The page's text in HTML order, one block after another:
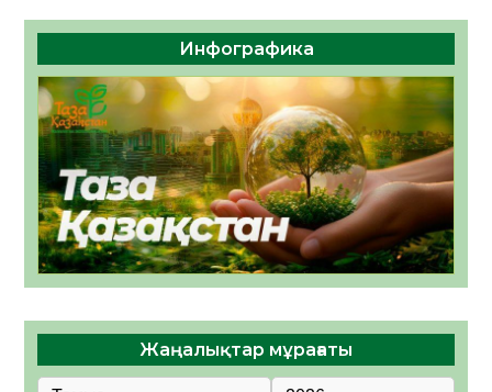
Инфографика
Жаңалықтар мұрағаты